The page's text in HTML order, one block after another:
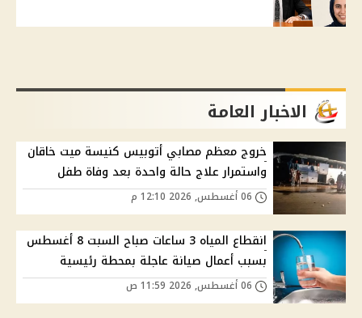
الاخبار العامة
خروج معظم مصابي أتوبيس كنيسة ميت خاقان
واستمرار علاج حالة واحدة بعد وفاة طفل
انقطاع المياه 3 ساعات صباح السبت 8 أغسطس
بسبب أعمال صيانة عاجلة بمحطة رئيسية